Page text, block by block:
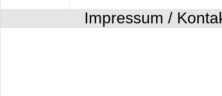
Impressum /